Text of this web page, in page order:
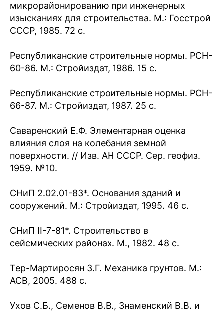
микрорайонированию при инженерных
изысканиях для строительства. М.: Госстрой
СССР, 1985. 72 с.
Республиканские строительные нормы. РСН-
60-86. М.: Стройиздат, 1986. 15 с.
Республиканские строительные нормы. РСН-
66-87. М.: Стройиздат, 1987. 25 с.
Саваренский Е.Ф. Элементарная оценка
влияния слоя на колебания земной
поверхности. // Изв. АН СССР. Сер. геофиз.
1959. №10.
СНиП 2.02.01-83*. Основания зданий и
сооружений. М.: Стройиздат, 1995. 46 с.
СНиП II-7-81*. Строительство в
сейсмических районах. М., 1982. 48 с.
Тер-Мартиросян З.Г. Механика грунтов. М.:
АСВ, 2005. 488 с.
Ухов С.Б., Семенов В.В., Знаменский В.В. и